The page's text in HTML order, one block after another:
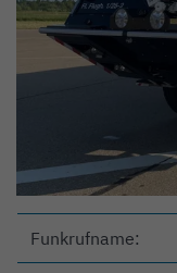
Funkrufname: